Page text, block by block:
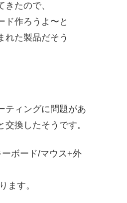
たので、
ド作ろうよ〜と
れた製品だそう
ティングに問題があ
換したそうです。
ボード/マウス+外
ます。